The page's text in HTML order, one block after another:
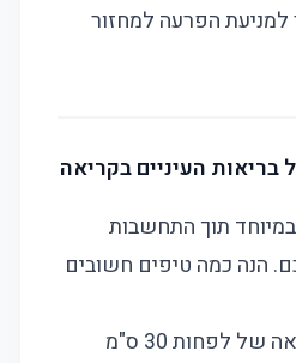
למניעת הפרעה למחזור
בריאות העיניים בקריאה
תוך התחשבות
הנה כמה טיפים חשובים
לפחות 30 ס"מ